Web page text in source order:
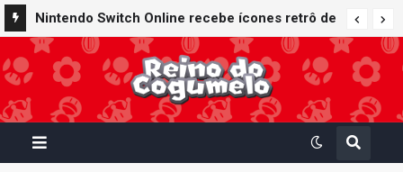
Nintendo Switch Online recebe ícones retrô de
Mario Paint (SNES) e Mario Kart: Super Circuit
(GBA)
Nintendo oferece reparos gratuitos às vítimas
do terremoto de Kumamoto e doa 50 milhões
de ienes à Cruz Vermelha